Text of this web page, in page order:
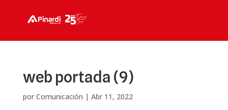
web portada (9)
por Comunicación | Abr 11, 2022